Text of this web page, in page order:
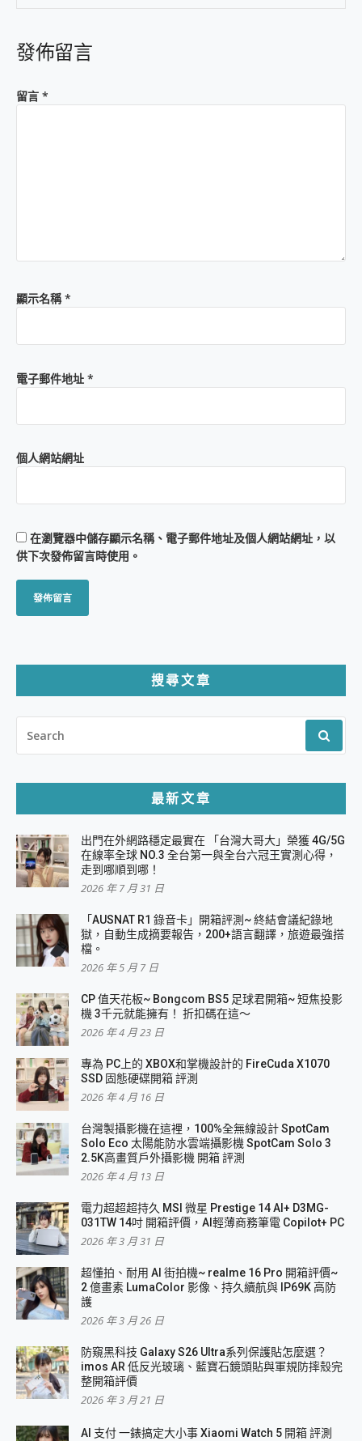
發佈留言
留言 *
顯示名稱*
電子郵件地址 *
個人網站網址
在瀏覽器中儲存顯示名稱、電子郵件地址及個人網站網址，以
供下次發佈留言時使用。
搜尋文章
FOR:
最新文章
出門在外網路穩定最實在 「台灣大哥大」榮獲 4G/5G
在線率全球 NO.3 全台第一與全台六冠王實測心得，
走到哪順到哪！
2026 年 7 月 31 日
「AUSNAT R1 錄音卡」開箱評測~ 終結會議紀錄地
獄，自動生成摘要報告，200+語言翻譯，旅遊最強搭
檔。
2026 年 5 月 7 日
CP 值天花板~ Bongcom BS5 足球君開箱~ 短焦投影
機 3千元就能擁有！ 折扣碼在這～
2026 年 4 月 23 日
專為 PC上的 XBOX和掌機設計的 FireCuda X1070
SSD 固態硬碟開箱 評測
2026 年 4 月 16 日
台灣製攝影機在這裡，100%全無線設計 SpotCam
Solo Eco 太陽能防水雲端攝影機 SpotCam Solo 3
2.5K高畫質戶外攝影機 開箱 評測
2026 年 4 月 13 日
電力超超超持久 MSI 微星 Prestige 14 AI+ D3MG-
031TW 14吋 開箱評價，AI輕薄商務筆電 Copilot+ PC
2026 年 3 月 31 日
超懂拍、耐用 AI 街拍機~ realme 16 Pro 開箱評價~
2 億畫素 LumaColor 影像、持久續航與 IP69K 高防
護
2026 年 3 月 26 日
防窺黑科技 Galaxy S26 Ultra系列保護貼怎麼選？
imos AR 低反光玻璃、藍寶石鏡頭貼與軍規防摔殼完
整開箱評價
2026 年 3 月 21 日
AI 支付 一錶搞定大小事 Xiaomi Watch 5 開箱 評測